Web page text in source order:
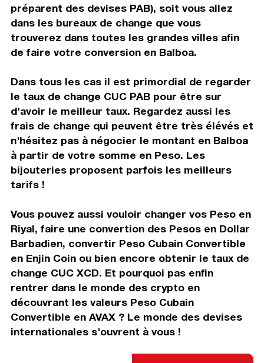
préparent des devises PAB), soit vous allez
dans les bureaux de change que vous
trouverez dans toutes les grandes villes afin
de faire votre conversion en Balboa.
Dans tous les cas il est primordial de regarder
le taux de change CUC PAB pour être sur
d'avoir le meilleur taux. Regardez aussi les
frais de change qui peuvent être très élévés et
n'hésitez pas à négocier le montant en Balboa
à partir de votre somme en Peso. Les
bijouteries proposent parfois les meilleurs
tarifs !
Vous pouvez aussi vouloir changer vos Peso en
Riyal, faire une convertion des Pesos en Dollar
Barbadien, convertir Peso Cubain Convertible
en Enjin Coin ou bien encore obtenir le taux de
change CUC XCD. Et pourquoi pas enfin
rentrer dans le monde des crypto en
découvrant les valeurs Peso Cubain
Convertible en AVAX ? Le monde des devises
internationales s'ouvrent à vous !